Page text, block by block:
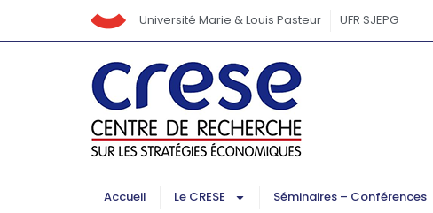
Université Marie & Louis Pasteur UFR SJEPG
Accueil Le CRESE Séminaires – Conférences